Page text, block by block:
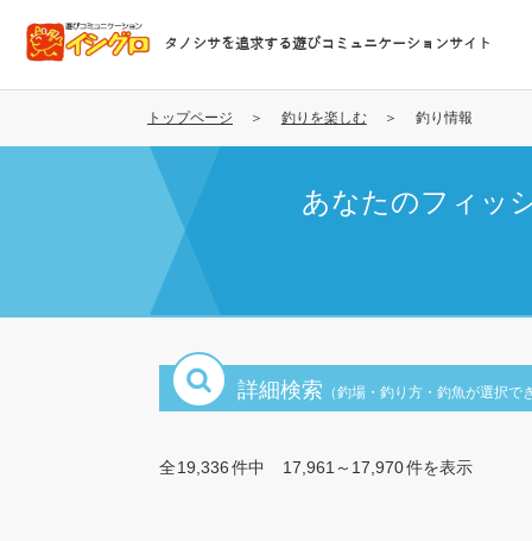
コ
テ
タノシサを追求する遊びコミュニケーションサイト
トップページ 釣りを楽しむ 釣り情報
あなたのフィッ
詳細検索 （釣場・釣り方・釣魚が選択で
全19,336件中 17,961～17,970件を表示